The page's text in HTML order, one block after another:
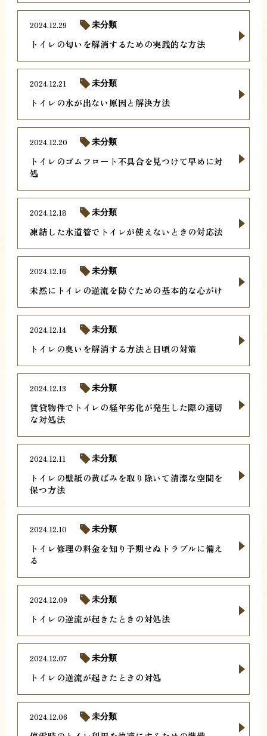
トイレの匂いを解消するための実践的な方法
2024.12.29 未分類
トイレの水が出ない原因と解決方法
2024.12.21 未分類
トイレのゴムフロート不具合を見つけて早めに対
処
2024.12.20 未分類
凍結した水道管でトイレが使えないときの対応法
2024.12.18 未分類
未然にトイレの逆流を防ぐための基本的な心がけ
2024.12.16 未分類
トイレの臭いを解消する方法と日頃の対策
2024.12.14 未分類
賃貸物件でトイレの経年劣化が発生した際の適切
な対処法
2024.12.13 未分類
トイレの壁紙の黄ばみを取り除いて清潔な空間を
保つ方法
2024.12.11 未分類
トイレ修理の料金を知り予期せぬトラブルに備え
る
2024.12.10 未分類
トイレの逆流が起きたときの対処法
2024.12.09 未分類
トイレの逆流が起きたときの対処
2024.12.07 未分類
2024.12.06 未分類